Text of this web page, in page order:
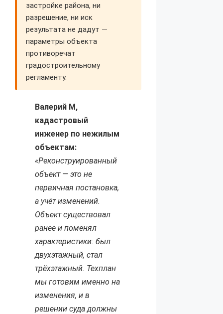
застройке района, ни
разрешение, ни иск
результата не дадут —
параметры объекта
противоречат
градостроительному
регламенту.
Валерий М,
кадастровый
инженер по нежилым
объектам:
«Реконструированный
объект — это не
первичная постановка,
а учёт изменений.
Объект существовал
ранее и поменял
характеристики: был
двухэтажный, стал
трёхэтажный. Техплан
мы готовим именно на
изменения, и в
решении суда должны